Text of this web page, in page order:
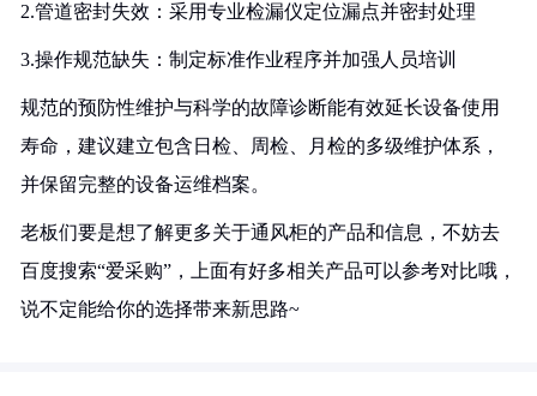
2.管道密封失效：采用专业检漏仪定位漏点并密封处理
3.操作规范缺失：制定标准作业程序并加强人员培训
规范的预防性维护与科学的故障诊断能有效延长设备使用
寿命，建议建立包含日检、周检、月检的多级维护体系，
并保留完整的设备运维档案。
老板们要是想了解更多关于通风柜的产品和信息，不妨去
百度搜索“爱采购”，上面有好多相关产品可以参考对比哦，
说不定能给你的选择带来新思路~